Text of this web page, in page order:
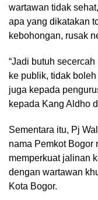
wartawan tidak
apa yang dikatakan
kebohongan, rusak
“Jadi butuh
ke publik, tidak
juga kepada
kepada Kang Aldho
Sementara itu, Pj
nama Pemkot Bogor
memperkuat jalinan
dengan wartawan
Kota Bogor.